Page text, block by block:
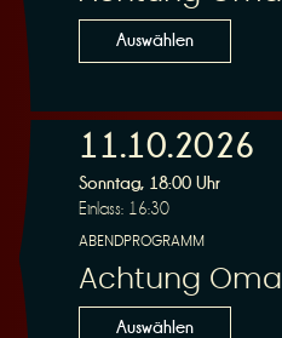
n
g
Auswählen
11.10.2026
Sonntag, 18:00 Uhr
Einlass: 16:30
ABENDPROGRAMM
Achtung Oma
Auswählen